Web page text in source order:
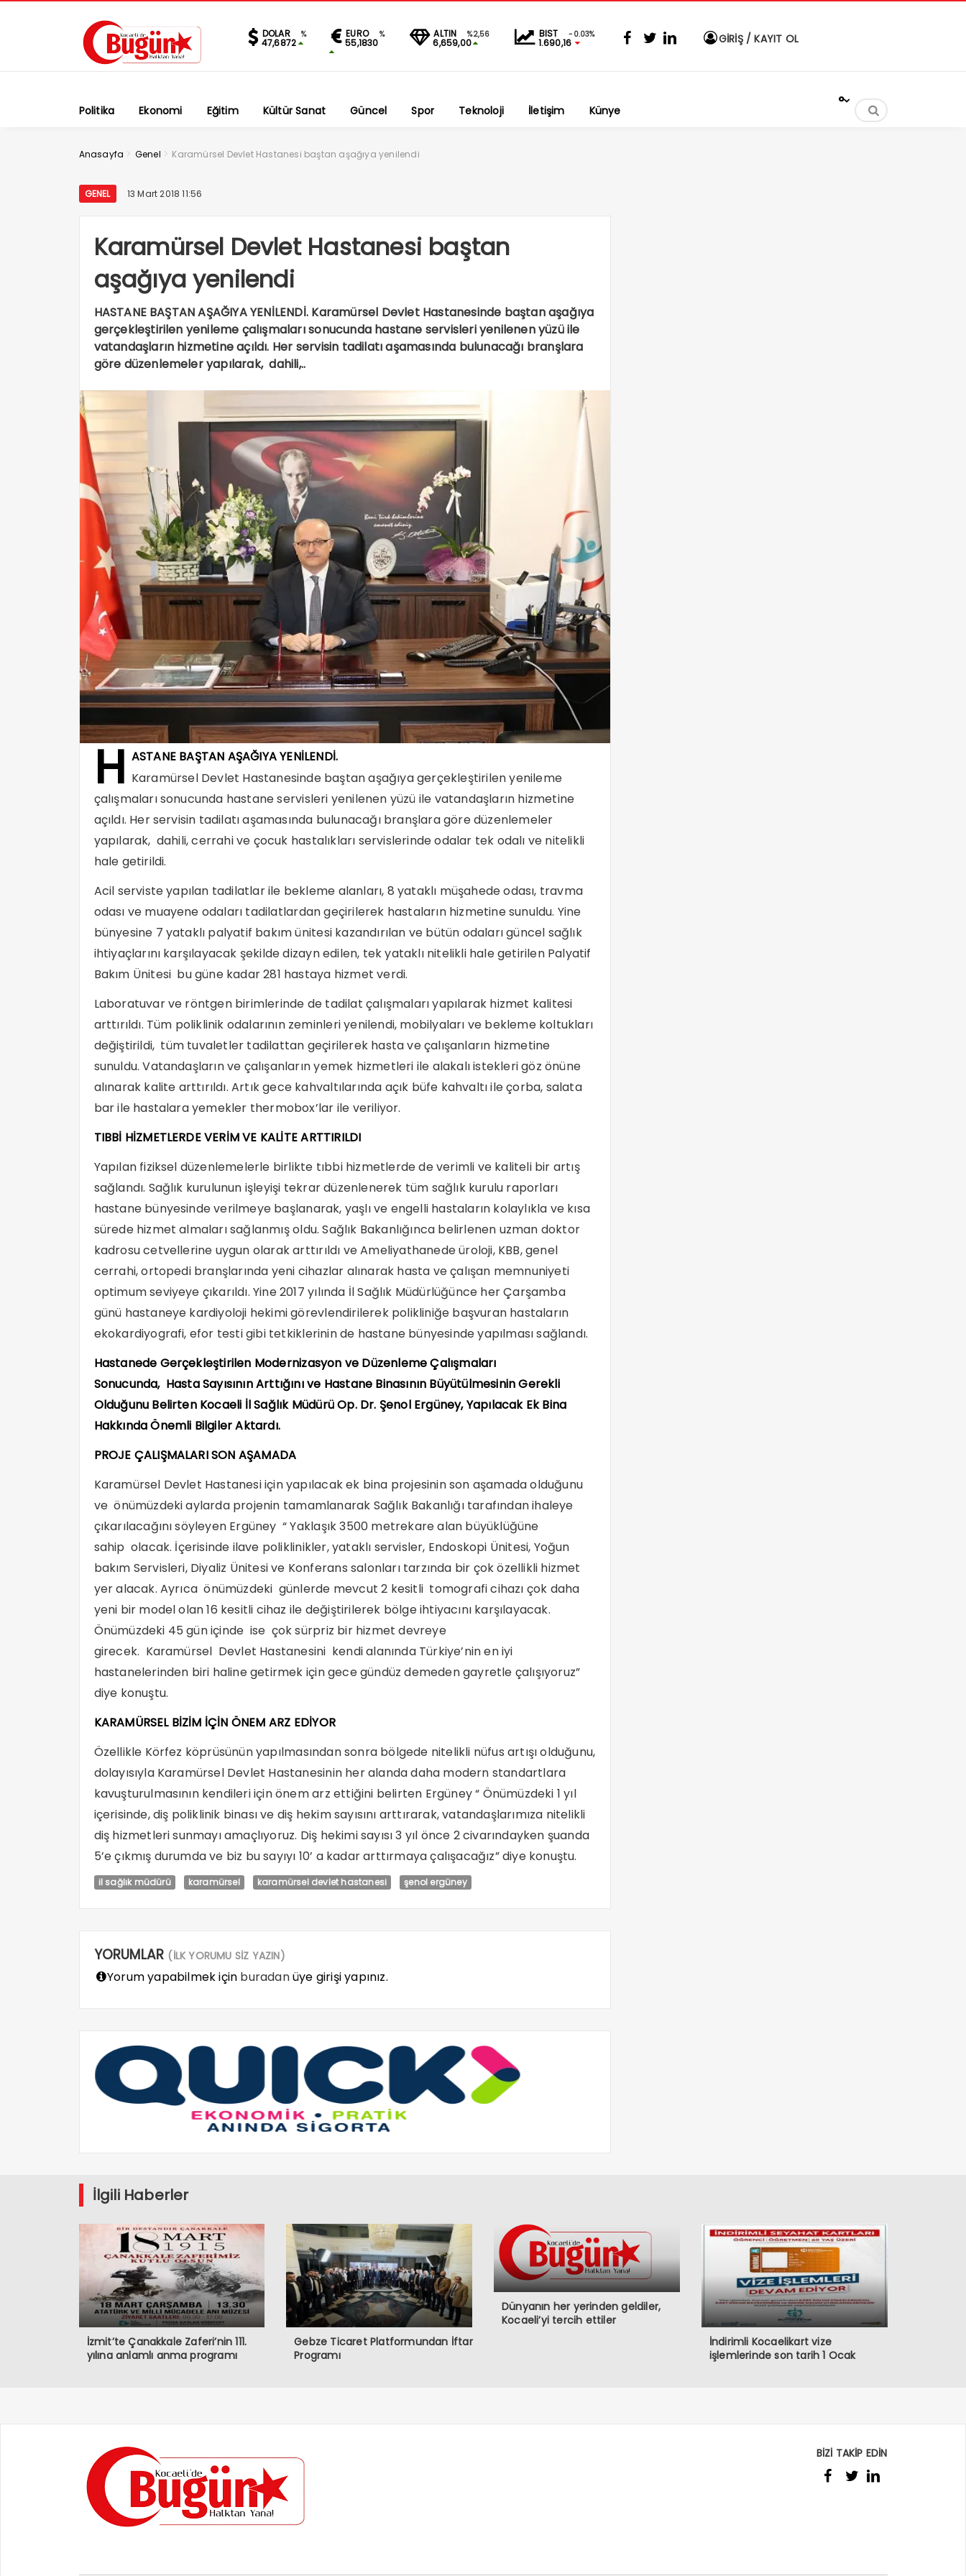
DOLAR %
47,6872
EURO %
55,1830
ALTIN %2,56
6,659,00
BIST -0.03%
1.690,16 GİRİŞ / KAYIT OL
Politika Ekonomi Eğitim Kültür Sanat Güncel Spor Teknoloji İletişim Künye
°
Anasayfa > Genel > Karamürsel Devlet Hastanesi baştan aşağıya yenilendi
GENEL 13 Mart 2018 11:56
Karamürsel Devlet Hastanesi baştan
aşağıya yenilendi
HASTANE BAŞTAN AŞAĞIYA YENİLENDİ. Karamürsel Devlet Hastanesinde baştan aşağıya
gerçekleştirilen yenileme çalışmaları sonucunda hastane servisleri yenilenen yüzü ile
vatandaşların hizmetine açıldı. Her servisin tadilatı aşamasında bulunacağı branşlara
göre düzenlemeler yapılarak, dahili,..
H ASTANE BAŞTAN AŞAĞIYA YENİLENDİ.
Karamürsel Devlet Hastanesinde baştan aşağıya gerçekleştirilen yenileme
çalışmaları sonucunda hastane servisleri yenilenen yüzü ile vatandaşların hizmetine
açıldı. Her servisin tadilatı aşamasında bulunacağı branşlara göre düzenlemeler
yapılarak, dahili, cerrahi ve çocuk hastalıkları servislerinde odalar tek odalı ve nitelikli
hale getirildi.
Acil serviste yapılan tadilatlar ile bekleme alanları, 8 yataklı müşahede odası, travma
odası ve muayene odaları tadilatlardan geçirilerek hastaların hizmetine sunuldu. Yine
bünyesine 7 yataklı palyatif bakım ünitesi kazandırılan ve bütün odaları güncel sağlık
ihtiyaçlarını karşılayacak şekilde dizayn edilen, tek yataklı nitelikli hale getirilen Palyatif
Bakım Ünitesi bu güne kadar 281 hastaya hizmet verdi.
Laboratuvar ve röntgen birimlerinde de tadilat çalışmaları yapılarak hizmet kalitesi
arttırıldı. Tüm poliklinik odalarının zeminleri yenilendi, mobilyaları ve bekleme koltukları
değiştirildi, tüm tuvaletler tadilattan geçirilerek hasta ve çalışanların hizmetine
sunuldu. Vatandaşların ve çalışanların yemek hizmetleri ile alakalı istekleri göz önüne
alınarak kalite arttırıldı. Artık gece kahvaltılarında açık büfe kahvaltı ile çorba, salata
bar ile hastalara yemekler thermobox’lar ile veriliyor.
TIBBİ HİZMETLERDE VERİM VE KALİTE ARTTIRILDI
Yapılan fiziksel düzenlemelerle birlikte tıbbi hizmetlerde de verimli ve kaliteli bir artış
sağlandı. Sağlık kurulunun işleyişi tekrar düzenlenerek tüm sağlık kurulu raporları
hastane bünyesinde verilmeye başlanarak, yaşlı ve engelli hastaların kolaylıkla ve kısa
sürede hizmet almaları sağlanmış oldu. Sağlık Bakanlığınca belirlenen uzman doktor
kadrosu cetvellerine uygun olarak arttırıldı ve Ameliyathanede üroloji, KBB, genel
cerrahi, ortopedi branşlarında yeni cihazlar alınarak hasta ve çalışan memnuniyeti
optimum seviyeye çıkarıldı. Yine 2017 yılında İl Sağlık Müdürlüğünce her Çarşamba
günü hastaneye kardiyoloji hekimi görevlendirilerek polikliniğe başvuran hastaların
ekokardiyografi, efor testi gibi tetkiklerinin de hastane bünyesinde yapılması sağlandı.
Hastanede Gerçekleştirilen Modernizasyon ve Düzenleme Çalışmaları
Sonucunda, Hasta Sayısının Arttığını ve Hastane Binasının Büyütülmesinin Gerekli
Olduğunu Belirten Kocaeli İl Sağlık Müdürü Op. Dr. Şenol Ergüney, Yapılacak Ek Bina
Hakkında Önemli Bilgiler Aktardı.
PROJE ÇALIŞMALARI SON AŞAMADA
Karamürsel Devlet Hastanesi için yapılacak ek bina projesinin son aşamada olduğunu
ve önümüzdeki aylarda projenin tamamlanarak Sağlık Bakanlığı tarafından ihaleye
çıkarılacağını söyleyen Ergüney “ Yaklaşık 3500 metrekare alan büyüklüğüne
sahip olacak. İçerisinde ilave poliklinikler, yataklı servisler, Endoskopi Ünitesi, Yoğun
bakım Servisleri, Diyaliz Ünitesi ve Konferans salonları tarzında bir çok özellikli hizmet
yer alacak. Ayrıca önümüzdeki günlerde mevcut 2 kesitli tomografi cihazı çok daha
yeni bir model olan 16 kesitli cihaz ile değiştirilerek bölge ihtiyacını karşılayacak.
Önümüzdeki 45 gün içinde ise çok sürpriz bir hizmet devreye
girecek. Karamürsel Devlet Hastanesini kendi alanında Türkiye’nin en iyi
hastanelerinden biri haline getirmek için gece gündüz demeden gayretle çalışıyoruz”
diye konuştu.
KARAMÜRSEL BİZİM İÇİN ÖNEM ARZ EDİYOR
Özellikle Körfez köprüsünün yapılmasından sonra bölgede nitelikli nüfus artışı olduğunu,
dolayısıyla Karamürsel Devlet Hastanesinin her alanda daha modern standartlara
kavuşturulmasının kendileri için önem arz ettiğini belirten Ergüney “ Önümüzdeki 1 yıl
içerisinde, diş poliklinik binası ve diş hekim sayısını arttırarak, vatandaşlarımıza nitelikli
diş hizmetleri sunmayı amaçlıyoruz. Diş hekimi sayısı 3 yıl önce 2 civarındayken şuanda
5’e çıkmış durumda ve biz bu sayıyı 10’ a kadar arttırmaya çalışacağız” diye konuştu.
il sağlık müdürü karamürsel karamürsel devlet hastanesi şenol ergüney
YORUMLAR (İLK YORUMU SİZ YAZIN)
Yorum yapabilmek için buradanüye girişi yapınız.
İlgili Haberler
İzmit’te Çanakkale Zaferi’nin 111.
yılına anlamlı anma programı
Gebze Ticaret Platformundan İftar
Programı
Dünyanın her yerinden geldiler,
Kocaeli’yi tercih ettiler
İndirimli Kocaelikart vize
işlemlerinde son tarih 1 Ocak
BİZİ TAKİP EDİN